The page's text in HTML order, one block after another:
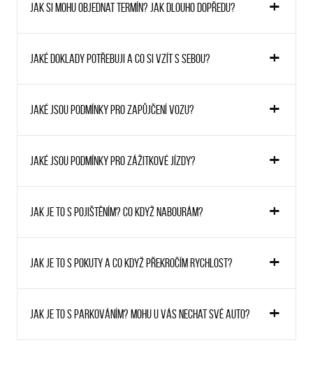
Jak si mohu objednat termín? Jak dlouho dopředu?
Jaké doklady potřebuji a co si vzít s sebou?
Jaké jsou podmínky pro zapůjčení vozu?
Jaké jsou podmínky pro zážitkové jízdy?
Jak je to s pojištěním? Co když nabourám?
Jak je to s pokuty a co když překročím rychlost?
Jak je to s parkováním? Mohu u vás nechat své auto?